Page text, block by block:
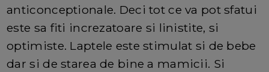
anticonceptionale. Deci tot ce va pot sfatui
este sa fiti increzatoare si linistite, si
optimiste. Laptele este stimulat si de bebe
dar si de starea de bine a mamicii. Si